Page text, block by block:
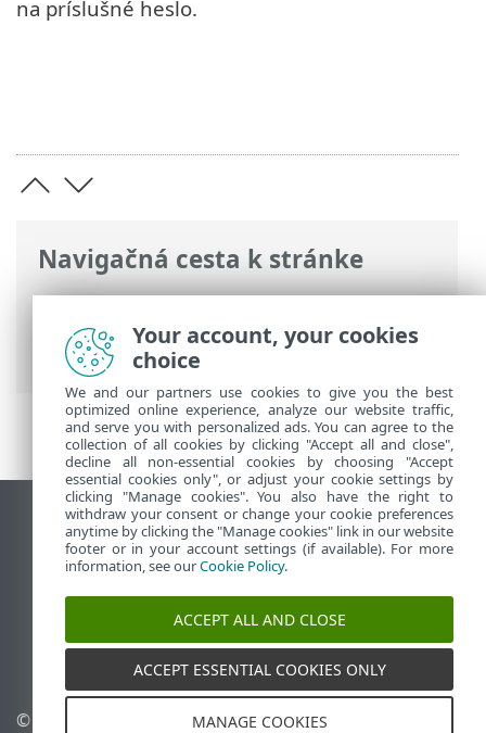
Navigačná cesta k stránke
ESET Online pomocník>ESET Endpoint
Antivirus
>Rozšírené nastavenia>
Aktualizácie> Aktualizačný mirror
na príslušné heslo.
Zobraziť stránku ako na počítači
End of Life
Databáza znalostí ESET
ESET Fórum
ESET Status Portal
Technická podpora
© 1992 - 2026 ESET,
Spravovať súbory cookie
Your account, your cookies
choice
We and our partners use cookies to give you the best
optimized online experience, analyze our website traffic,
and serve you with personalized ads. You can agree to the
collection of all cookies by clicking "Accept all and close",
decline all non-essential cookies by choosing "Accept
essential cookies only", or adjust your cookie settings by
clicking "Manage cookies". You also have the right to
withdraw your consent or change your cookie preferences
anytime by clicking the "Manage cookies" link in our website
footer or in your account settings (if available). For more
information, see ourCookie Policy.
ACCEPT ALL AND CLOSE
ACCEPT ESSENTIAL COOKIES ONLY
MANAGE COOKIES